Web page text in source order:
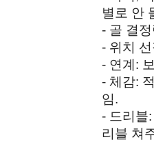
별로 안
- 골 결
- 위치
- 연계:
- 체감:
임.
- 드리블
리블 쳐